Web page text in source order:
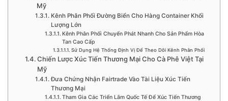
Mỹ
Kênh Phân Phối Đường Biển Cho Hàng Container Khối
Lượng Lớn
Kênh Phân Phối Chuyển Phát Nhanh Cho Sản Phẩm Hòa
Tan Cao Cấp
Sử Dụng Hệ Thống Định Vị Để Theo Dõi Kênh Phân Phối
Chiến Lược Xúc Tiến Thương Mại Cho Cà Phê Việt Tại
Mỹ
Đưa Chứng Nhận Fairtrade Vào Tài Liệu Xúc Tiến
Thương Mại
Tham Gia Các Triển Lãm Quốc Tế Để Xúc Tiến Thương